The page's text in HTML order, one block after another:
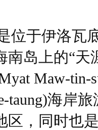
位于伊洛瓦
南岛上的“天
Maw-tin-
taung)海岸
区，同时也